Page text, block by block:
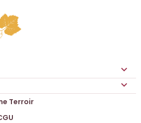


Terroir